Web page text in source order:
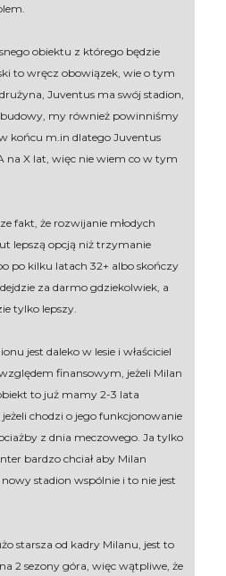
obiektu z którego będzie
to wręcz obowiązek, wie o tym
Juventus ma swój stadion,
my również powinniśmy
końcu m.in dlatego Juventus
na X lat, więc nie wiem co w tym
fakt, że rozwijanie młodych
lepszą opcją niż trzymanie
po kilku latach 32+ albo skończy
za darmo gdziekolwiek, a
tylko lepszy.
jest daleko w lesie i właściciel
finansowym, jeżeli Milan
to już mamy 2-3 lata
chodzi o jego funkcjonowanie
z dnia meczowego. Ja tylko
bardzo chciał aby Milan
stadion wspólnie i to nie jest
starsza od kadry Milanu, jest to
2 sezony góra, więc wątpliwe, że